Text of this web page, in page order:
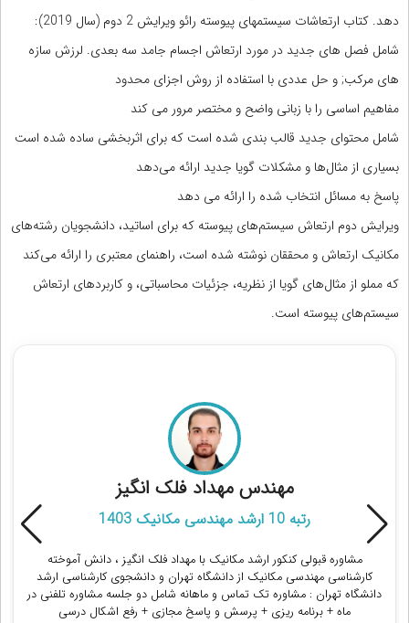
دهد. کتاب ارتعاشات سیستمهای پیوسته رائو ویرایش 2 دوم (سال 2019):
شامل فصل های جدید در مورد ارتعاش اجسام جامد سه بعدی. لرزش سازه
های مرکب; و حل عددی با استفاده از روش اجزای محدود
مفاهیم اساسی را با زبانی واضح و مختصر مرور می کند
شامل محتوای جدید قالب بندی شده است که برای اثربخشی ساده شده است
بسیاری از مثال‌ها و مشکلات گویا جدید ارائه می‌دهد
پاسخ به مسائل انتخاب شده را ارائه می دهد
ویرایش دوم ارتعاش سیستم‌های پیوسته که برای اساتید، دانشجویان رشته‌های
مکانیک ارتعاش و محققان نوشته شده است، راهنمای معتبری را ارائه می‌کند
که مملو از مثال‌های گویا از نظریه، جزئیات محاسباتی، و کاربردهای ارتعاش
سیستم‌های پیوسته است.
مهندس مهداد فلک انگیز
رتبه 10 ارشد مهندسی مکانیک 1403
مشاوره قبولی کنکور ارشد مکانیک با مهداد فلک انگیز ، دانش آموخته
کارشناسی مهندسی مکانیک از دانشگاه تهران و دانشجوی کارشناسی ارشد
دانشگاه تهران : مشاوره تک تماس و ماهانه شامل دو جلسه مشاوره تلفنی در
ماه + برنامه ریزی + پرسش و پاسخ مجازی + رفع اشکال درسی